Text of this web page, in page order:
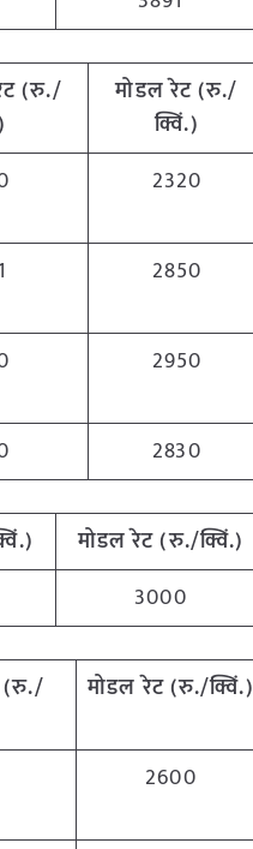
(रु./
मोडल रेट(रु./
क्विं.)
2320
2850
2950
2830
मोडल रेट(रु./क्विं.)
3000
(रु./
मोडल रेट(रु./क्विं.)
2600